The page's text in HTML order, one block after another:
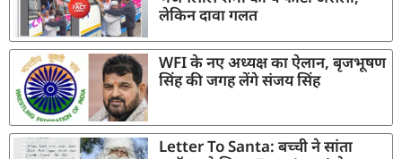
लेकिन दावा गलत
WFI के नए अध्यक्ष का ऐलान, बृजभूषण
सिंह की जगह लेंगे संजय सिंह
Letter To Santa: बच्ची ने सांता